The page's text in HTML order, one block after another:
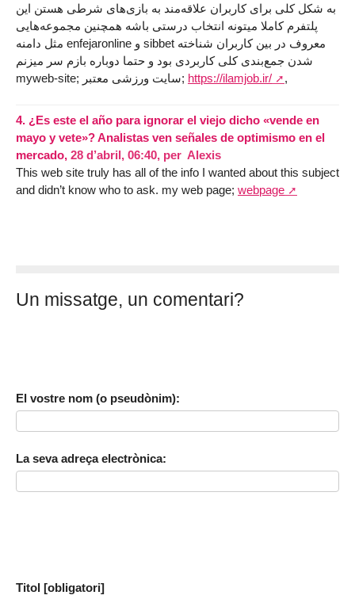
به شکل کلی برای کاربران علاقه‌مند به بازی‌های شرطی هستن این
پلتفرم کاملا میتونه انتخاب درستی باشه همچنین مجموعه‌هایی
مثل دامنه enfеjaronline و sibbet معروف در بین کاربران شناخته
شدن جمع‌بندی کلی کاربردی بود و حتما دوباره بازم سر میزنم
myweb-site; سایت ورزشی معتبر; https://ilamjob.ir/ ,
4. ¿Es este el año para ignorar el viejo dicho «vende en
mayo y vete»? Analistas ven señales de optimismo en el
mercado, 28 d’abril, 06:40, per Alexis
This web site truly has all of the info I wanted about this subject
and didn’t know who to ask. my web page; webpage
Un missatge, un comentari?
El vostre nom (o pseudònim):
La seva adreça electrònica:
Titol [obligatori]